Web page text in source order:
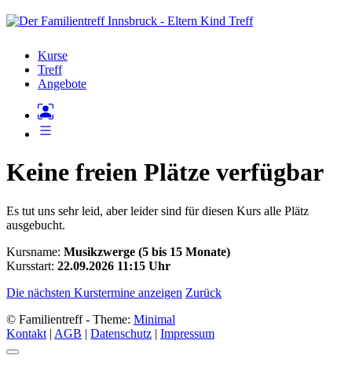
Kurse
Treff
Angebote
Keine freien Plätze verfügbar
Es tut uns sehr leid, aber leider sind für diesen Kurs alle Plätz
ausgebucht.
Kursname: Musikzwerge (5 bis 15 Monate)
Kursstart: 22.09.2026 11:15 Uhr
Die nächsten Kurstermine anzeigen Zurück
© Familientreff - Theme: Minimal
Kontakt | AGB | Datenschutz | Impressum